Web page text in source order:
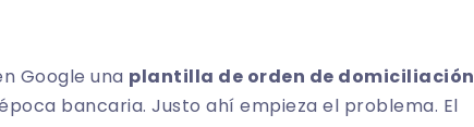
Google una plantilla de orden de domiciliación
bancaria. Justo ahí empieza el problema. El